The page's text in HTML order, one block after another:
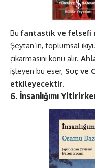
Bufantastik ve felsefi
Şeytan’ın, toplumsal
çıkarmasını konu alır.
işleyen bu eser, Suç ve
etkileyecektir​​.
6. İnsanlığımı